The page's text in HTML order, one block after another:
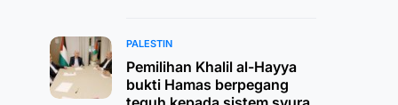
PALESTIN
Pemilihan Khalil al-Hayya
bukti Hamas berpegang